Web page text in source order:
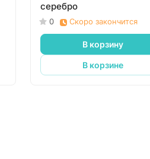
серебро
0 Скоро закончится
В корзину
В корзине